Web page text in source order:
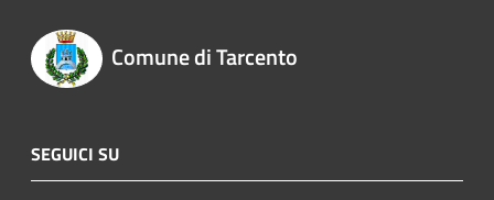
Comune di Tarcento
SEGUICI SU